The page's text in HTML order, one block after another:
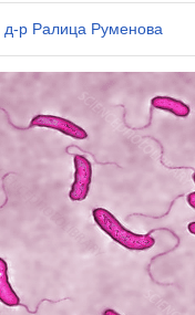
д-р Ралица Руменова